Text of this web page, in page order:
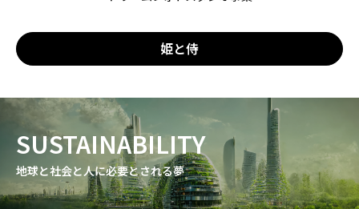
姫と侍
SUSTAINABILITY
地球と社会と人に必要とされる夢